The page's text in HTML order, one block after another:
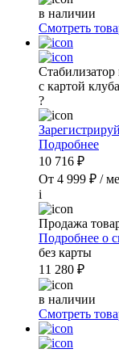
в наличии
Смотреть
с картой клуба
?
Подробнее
10 716 ₽
От 4 999 ₽ /
i
Продажа
Подробнее о
без карты
11 280 ₽
в наличии
Смотреть